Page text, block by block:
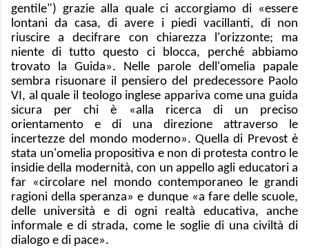
gentile") grazie alla quale ci accorgiamo di «essere
lontani da casa, di avere i piedi vacillanti, di non
riuscire a decifrare con chiarezza l'orizzonte; ma
niente di tutto questo ci blocca, perché abbiamo
trovato la Guida». Nelle parole dell'omelia papale
sembra risuonare il pensiero del predecessore Paolo
VI, al quale il teologo inglese appariva come una guida
sicura per chi è «alla ricerca di un preciso
orientamento e di una direzione attraverso le
incertezze del mondo moderno». Quella di Prevost è
stata un'omelia propositiva e non di protesta contro le
insidie della modernità, con un appello agli educatori a
far «circolare nel mondo contemporaneo le grandi
ragioni della speranza» e dunque «a fare delle scuole,
delle università e di ogni realtà educativa, anche
informale e di strada, come le soglie di una civiltà di
dialogo e di pace».